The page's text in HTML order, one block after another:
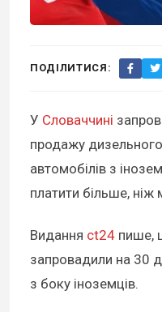
ПОДІЛИТИСЯ:
У Словаччині
продажу
автомобілів з
платити більше, ніж
Видання ct24 пише,
запровадили на 30
з боку іноземців.